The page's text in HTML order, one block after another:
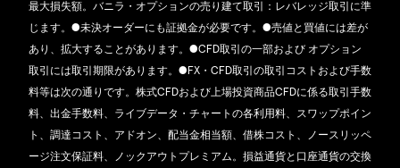
最大損失額。バニラ・オプションの売り建て取引：レバレッジ取引に準
じます。●未決オーダーにも証拠金が必要です。●売値と買値には差が
あり、拡大することがあります。●CFD取引の一部および オプション
取引には取引期限があります。●FX・CFD取引の取引コストおよび手数
料等は次の通りです。株式CFDおよび上場投資商品CFDに係る取引手数
料、出金手数料、ライブデータ・チャートの各利用料、スワップポイン
ト、調達コスト、アドオン、配当金相当額、借株コスト、ノースリッペ
ージ注文保証料、ノックアウトプレミアム。損益通貨と口座通貨の交換